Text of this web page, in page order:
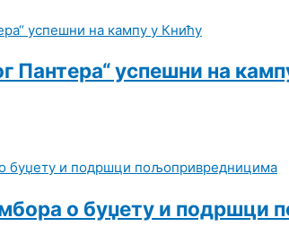
Пантера“ успешни на
о буџету и подршци